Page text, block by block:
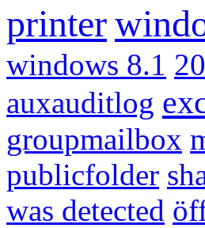
printer
windows 8.1
auxauditlog
groupmailbox
publicfolder
was detected